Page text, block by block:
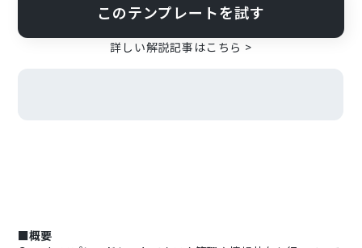
このテンプレートを試す
詳しい解説記事はこちら >
■概要